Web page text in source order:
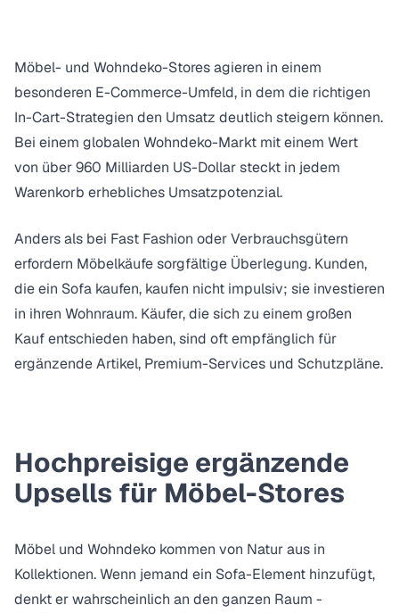
Möbel- und Wohndeko-Stores agieren in einem
besonderen E-Commerce-Umfeld, in dem die richtigen
In-Cart-Strategien den Umsatz deutlich steigern können.
Bei einem globalen Wohndeko-Markt mit einem Wert
von über 960 Milliarden US-Dollarsteckt in jedem
Warenkorb erhebliches Umsatzpotenzial.
Anders als bei Fast Fashion oder Verbrauchsgütern
erfordern Möbelkäufe sorgfältige Überlegung. Kunden,
die ein Sofa kaufen, kaufen nicht impulsiv; sie investieren
in ihren Wohnraum. Käufer, die sich zu einem großen
Kauf entschieden haben, sind oft empfänglich für
ergänzende Artikel, Premium-Services und Schutzpläne.
Hochpreisige ergänzende
Upsells für Möbel-Stores
Möbel und Wohndeko kommen von Natur aus in
Kollektionen. Wenn jemand ein Sofa-Element hinzufügt,
denkt er wahrscheinlich an den ganzen Raum -